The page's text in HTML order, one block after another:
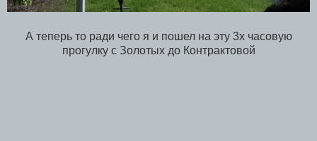
А теперь то ради чего я и пошел на эту 3х часовую
прогулку с Золотых до Контрактовой